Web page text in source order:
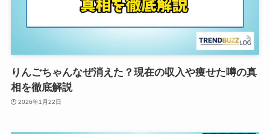
りんごちゃんなぜ消えた？現在の収入や痩せた噂の真
相を徹底解説
2026年1月22日